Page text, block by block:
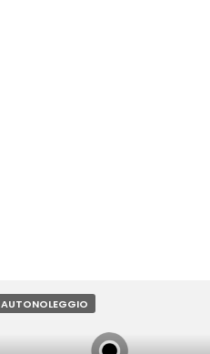
AUTONOLEGGIO